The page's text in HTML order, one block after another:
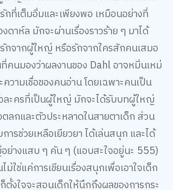
ดาห์ล มักจะผ่านเรื่องราวร้าย ๆ มาได้
กจากผู้ใหญ่ หรือรักจากใครสักคนเสมอ
นมองว่าผลงานของ Dahl อาจหมิ่นเหม่
วามเชื่อของคนอ่าน โดยเฉพาะคนเป็น
ะครที่เป็นผู้ใหญ่ มักจะได้รับบทผู้ใหญ่
ตลกและตัวประหลาดในสายตาเด็ก ส่วน
ารช่วยเหลือเยียวยา ได้เล่นสนุก และได้
างแสบ ๆ คัน ๆ (แอบสะใจอยู่นะ 555)
ใช่แค่การเขียนเรื่องสนุกเพื่อเอาใจเด็ก
ตั้งใจจะสอนเด็กให้นึกถึงผลของการกระ
วรเอาเยี่ยงอย่างด้วยนั่นแหละ